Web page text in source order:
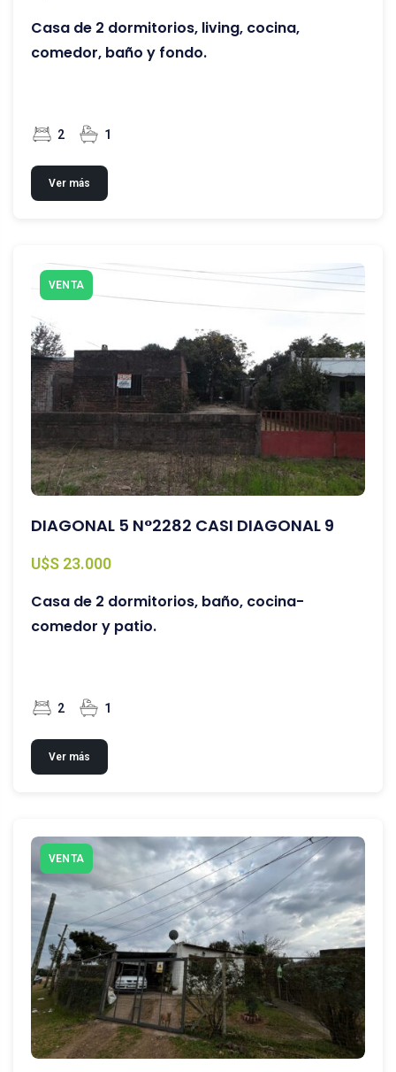
Casa de 2 dormitorios, living, cocina,
comedor, baño y fondo.
2 1
Ver más
VENTA
DIAGONAL 5 N°2282 CASI DIAGONAL 9
U$S 23.000
Casa de 2 dormitorios, baño, cocina-
comedor y patio.
2 1
Ver más
VENTA